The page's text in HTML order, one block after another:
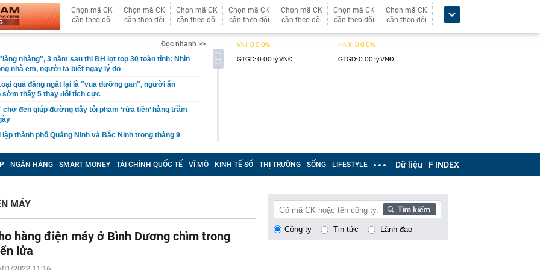
Chọn mã CK
cần theo dõi
Chọn mã CK
cần theo dõi
Chọn mã CK
cần theo dõi
Chọn mã CK
cần theo dõi
Chọn mã CK
cần theo dõi
Chọn mã CK
cần theo dõi
Chọn mã CK
cần theo dõi
Đọc nhanh >>
nhàng", 3 năm sau thi ĐH lọt top 30 toàn tỉnh: Nhìn
nhà em, người ta biết ngay lý do
quả đắng ngắt lại là "vua dưỡng gan", người ăn
thấy 5 thay đổi tích cực
chợ đen giúp đường dây tội phạm ‘rửa tiền’ hàng trăm
lập thành phố Quảng Ninh và Bắc Ninh trong tháng 9
Geely và nhiều xe Trung Quốc ồ ạt vào Việt Nam
vui - giá bạc thỏi, bạc miếng sáng ngày 6/8 tại Phú
Bảo Tín Mạnh Hải thế nào?
vẫn gửi mẹ 2 triệu, tự tiết kiệm thêm 4 triệu mỗi tháng:
nhiều người thu nhập cao cũng phải nể
Điện Máy Xanh biến thành 'điểm dịch vụ tài chính': Xử
dịch, tổng giá trị 56.000 tỷ đồng chỉ trong 6 tháng
NGÂN HÀNG SMART MONEY TÀI CHÍNH QUỐC TẾ VĨ MÔ KINH TẾ SỐ THỊ TRƯỜNG SỐNG LIFESTYLE Dữ liệu F INDEX
MÁY
hàng điện máy ở Bình Dương chìm trong
lửa
Công ty Tin tức Lãnh đạo